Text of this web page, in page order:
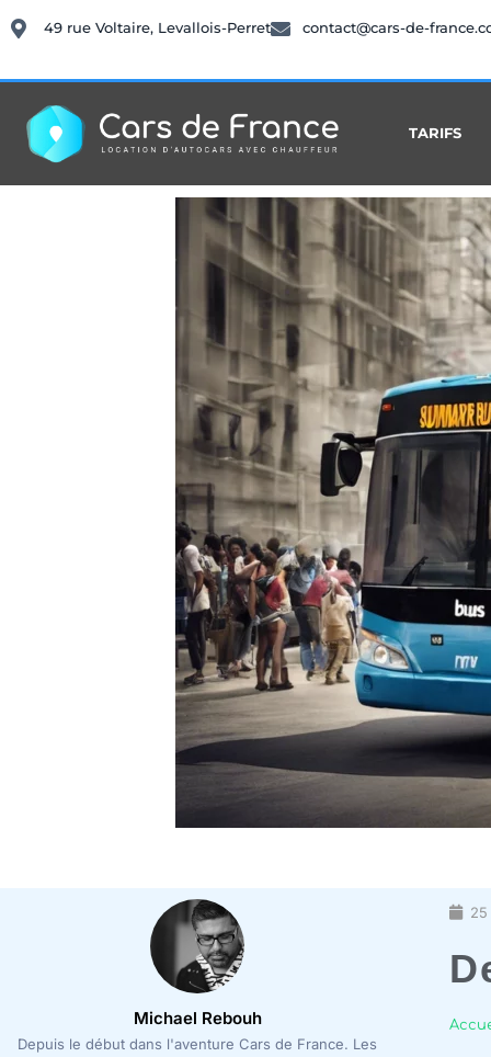
49 rue Voltaire, Levallois-Perret contact@cars-de-
TARIFS
Michael Rebouh
Depuis le début dans l'aventure Cars de France. Les
25